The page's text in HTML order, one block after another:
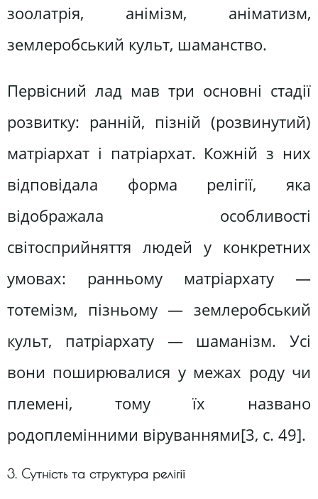
зоолатрія, анімізм, аніматизм,
землеробський культ, шаманство.
Первісний лад мав три основні стадії
розвитку: ранній, пізній (розвинутий)
матріархат і патріархат. Кожній з них
відповідала форма релігії, яка
відображала особливості
світосприйняття людей у конкретних
умовах: ранньому матріархату —
тотемізм, пізньому — землеробський
культ, патріархату — шаманізм. Усі
вони поширювалися у межах роду чи
племені, тому їх названо
родоплемінними віруваннями[3, c. 49].
3. Сутність та структура релігії